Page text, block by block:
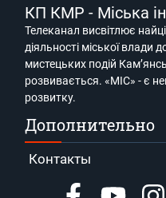
КП КМР - Міська
Телеканал висвітлює
діяльності міської влади
мистецьких подій
розвивається. «МІС» - є
розвитку.
Дополнительно
Контакты